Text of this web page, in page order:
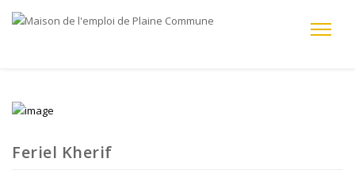
Feriel Kherif